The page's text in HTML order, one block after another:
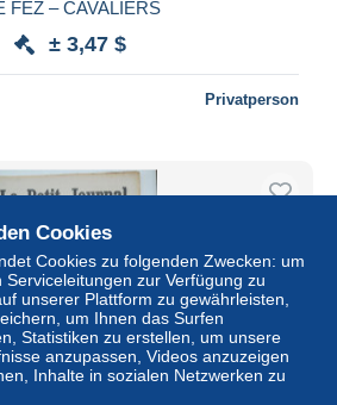
FEZ – CAVALIERS
± 3,47 $
Privatperson
Cookies
Cookies zu folgenden Zwecken: um
zur Verfügung zu
unserer Plattform zu gewährleisten,
um Ihnen das Surfen
Statistiken zu erstellen, um unsere
anzupassen, Videos anzuzeigen
Inhalte in sozialen Netzwerken zu